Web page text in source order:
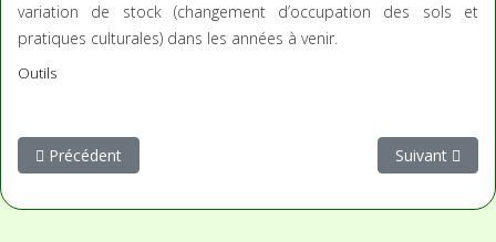
variation de stock (changement d’occupation des sols et
pratiques culturales) dans les années à venir.
Outils
Article précédent : Module Diagnostic d'Alter©
Précédent Article
Suivant